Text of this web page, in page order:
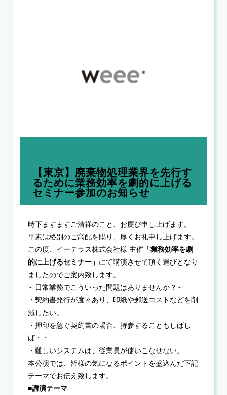
【東京】廃棄物処理業界を先行す
るために業務効率を劇的に上げる
セミナー参加のお知らせ
時下ますますご清祥のこと、お慶び申し上げます。
平素は格別のご高配を賜り、厚くお礼申し上げます。
この度、イーテラス株式会社様 主催 「業務効率を劇
的に上げるセミナー」 にて講演させて頂く運びとなり
ましたのでご案内致します。
～日常業務でこういった問題はありませんか？～
・契約書発行が度々あり、印紙や郵送コストなどを削
減したい。
・押印を急ぐ契約書の場合、持参することもしばし
ば・・
・難しいシステムは、従業員が使いこなせない。
本公演では、皆様の気になるポイントを盛込んだ下記
テーマでお伝え致します。
■講演テーマ